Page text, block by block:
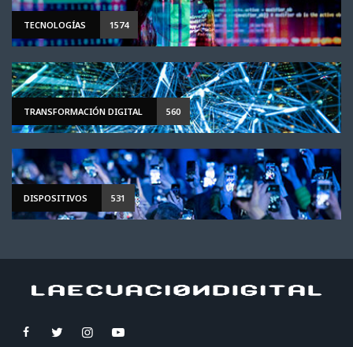
TECNOLOGÍAS 1574
TRANSFORMACIÓN DIGITAL 560
DISPOSITIVOS 531